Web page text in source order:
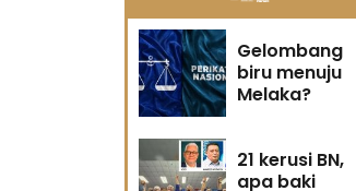
Gelombang
biru menuju
Melaka?
21 kerusi BN,
apa baki